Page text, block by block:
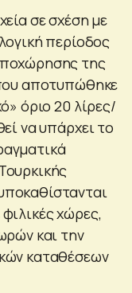
σε σχέση με
περίοδος
της
αποτυπώθηκε
όριο 20 λίρες/
να υπάρχει το
χώρες,
και την
καταθέσεων